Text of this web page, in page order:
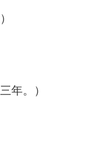
年。）